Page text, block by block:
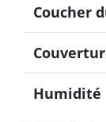
Coucher
Humidité